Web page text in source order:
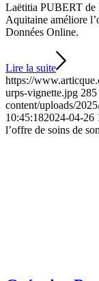
Laëtitia PUBERT de
Aquitaine améliore
Données Online.
Lire la suite
https://
urps-vignette.jpg 285
content/uploads/
10:45:182024-04-26
l’offre de soins de